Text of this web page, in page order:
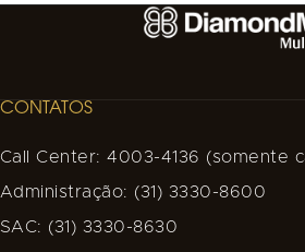
CONTATOS
Call Center: 4003-4136 (somente
Administração: (31) 3330-8600
SAC: (31) 3330-8630